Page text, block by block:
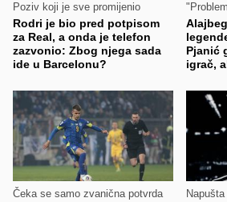
Poziv koji je sve promijenio
Rodri je bio pred potpisom
za Real, a onda je telefon
zazvonio: Zbog njega sada
ide u Barcelonu?
Pjanić
igrač,
Čeka se samo zvanična potvrda